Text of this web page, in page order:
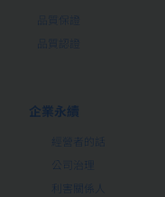
品質保證
品質認證
企業永續
經營者的話
公司治理
利害關係人